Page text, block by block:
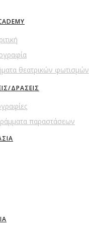
θεατρικών φωτισμών
ΔΡΑΣΕΙΣ
παραστάσεων